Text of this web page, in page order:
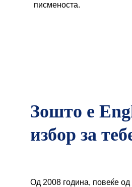
писменоста.
Зошто е
избор за
Од 2008 година, повеќе од